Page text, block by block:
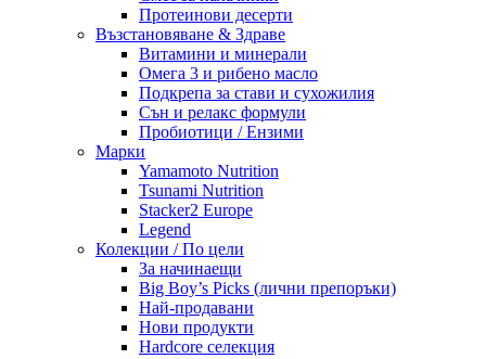
Протеинови десерти
Възстановяване & Здраве
Витамини и минерали
Омега 3 и рибено масло
Подкрепа за стави и сухожилия
Сън и релакс формули
Пробиотици / Ензими
Марки
Yamamoto Nutrition
Tsunami Nutrition
Stacker2 Europe
Legend
Колекции / По цели
За начинаещи
Big Boy’s Picks (лични препоръки)
Най-продавани
Нови продукти
Hardcore селекция